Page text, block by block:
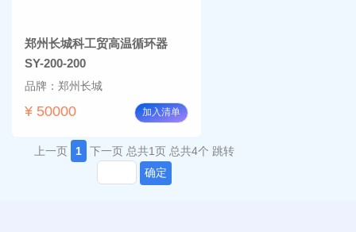
郑州长城科工贸高温循环器
SY-200-200
品牌：郑州长城
¥ 50000 加入清单
上一页 1 下一页 总共1页 总共4个 跳转
确定